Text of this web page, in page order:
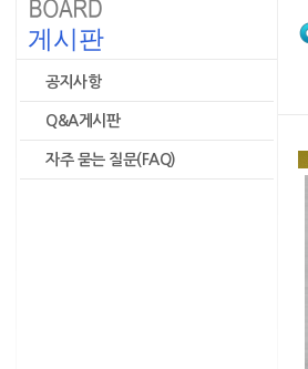
게시판
공지사항
Q&A게시판
자주 묻는 질문(FAQ)